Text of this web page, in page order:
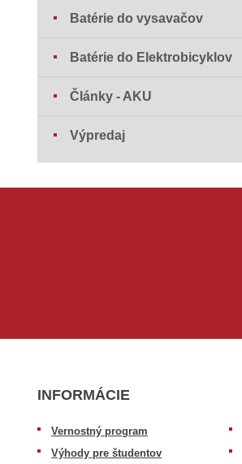
Batérie do vysavačov
Batérie do Elektrobicyklov
Články - AKU
Výpredaj
INFORMÁCIE
Vernostný program
Výhody pre študentov